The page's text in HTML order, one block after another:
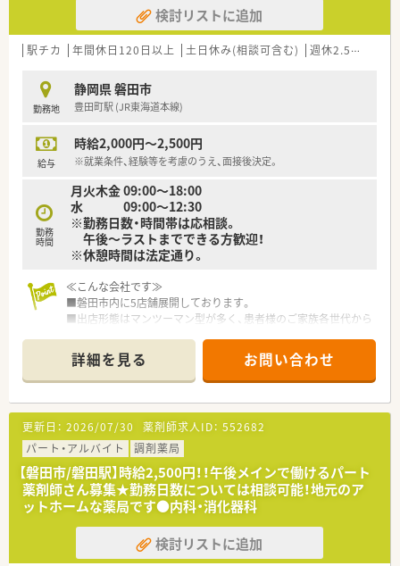
検討リストに追加
駅チカ 年間休日120日以上 土日休み(相談可含む) 週休2.5日以上
勤務地
静岡県 磐田市
豊田町駅 (JR東海道本線)
給与
時給2,000円～2,500円
※就業条件、経験等を考慮のうえ、面接後決定。
勤務
時間
月火木金 09:00～18:00
水 09:00～12:30
※勤務日数・時間帯は応相談。
午後～ラストまでできる方歓迎！
※休憩時間は法定通り。
≪こんな会社です≫
■磐田市内に5店舗展開しております。
■出店形態はマンツーマン型が多く、患者様のご家族各世代から
■かかりつけ薬局として従業員は積極的に認定薬剤師を取得し
ております。
■今後も同地域に根ざした地域医療、無理な異動の心配もござい
ません。
≪薬局について≫
■内科・脳神経外科クリニック門前！
■嬉しい土日祝お休みの店舗です。
■18時閉局の薬局です。
詳細を見る お問い合わせ
更新日： 2026/07/30 薬剤師求人ID： 552682
パート・アルバイト
調剤薬局
【磐田市/磐田駅】時給2,500円！！午後メインで働けるパート
薬剤師さん募集★勤務日数については相談可能！地元のア
ットホームな薬局です●内科・消化器科
検討リストに追加